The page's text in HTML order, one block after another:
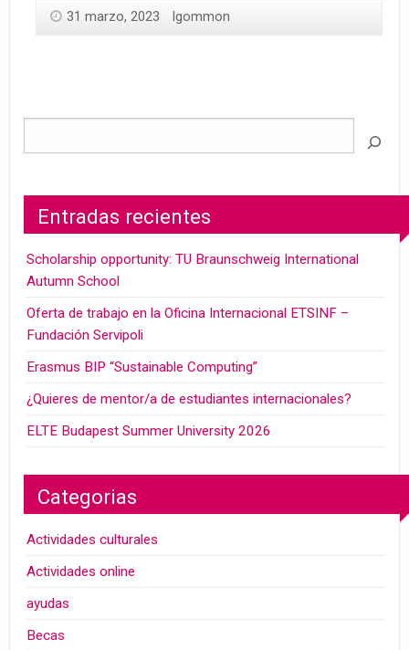
31 marzo, 2023 lgommon
Entradas recientes
Scholarship opportunity: TU Braunschweig International
Autumn School
Oferta de trabajo en la Oficina Internacional ETSINF –
Fundación Servipoli
Erasmus BIP “Sustainable Computing”
¿Quieres de mentor/a de estudiantes internacionales?
ELTE Budapest Summer University 2026
Categorias
Actividades culturales
Actividades online
ayudas
Becas